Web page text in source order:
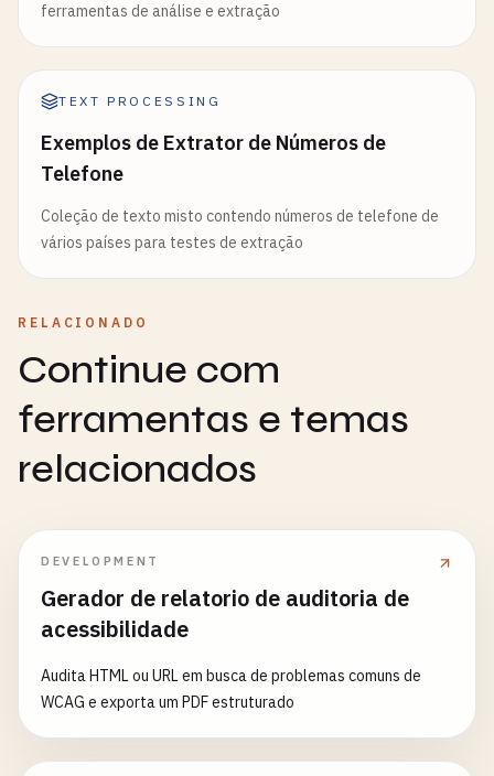
ferramentas de análise e extração
TEXT PROCESSING
Exemplos de Extrator de Números de
Telefone
Coleção de texto misto contendo números de telefone de
vários países para testes de extração
RELACIONADO
Continue com
ferramentas e temas
relacionados
DEVELOPMENT
Gerador de relatorio de auditoria de
acessibilidade
Audita HTML ou URL em busca de problemas comuns de
WCAG e exporta um PDF estruturado